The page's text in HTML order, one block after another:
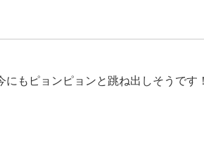
もピョンピョンと跳ね出しそうです